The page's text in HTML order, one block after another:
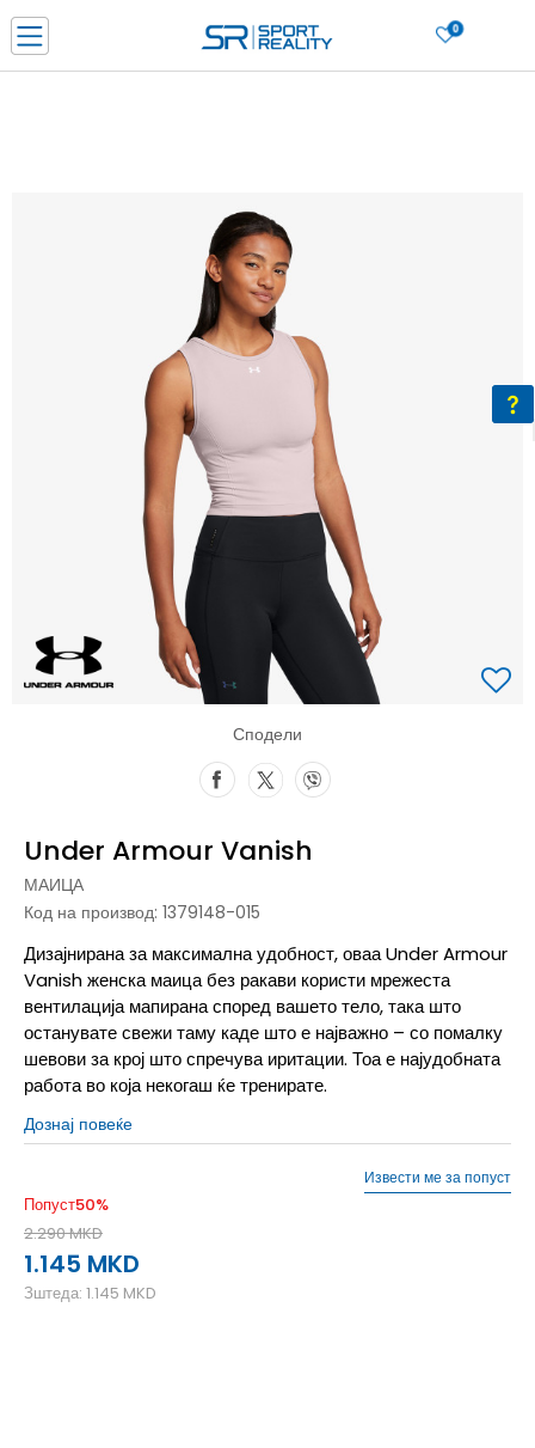
0
ДОЗНАЈ ПОВЕЌЕ
Ценовник
ДОЗНАЈ ПОВЕЌЕ
Сподели
Under Armour Vanish
МАИЦА
Код на производ: 1379148-015
Дизајнирана за максимална удобност, оваа Under Armour
Vanish женска маица без ракави користи мрежеста
вентилација мапирана според вашето тело, така што
останувате свежи таму каде што е најважно – со помалку
шевови за крој што спречува иритации. Тоа е најудобната
работа во која некогаш ќе тренирате.
Дознај повеќе
Попуст50%
2.290MKD
1.145 MKD
Зштеда: 1.145 MKD
Извести ме за попуст